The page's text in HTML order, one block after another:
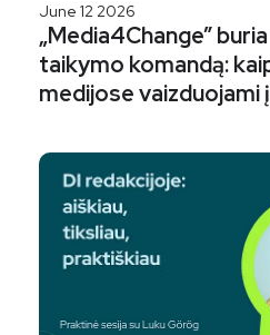
June 12 2026
„Media4Change”
taikymo komandą:
medijose vaizduojami